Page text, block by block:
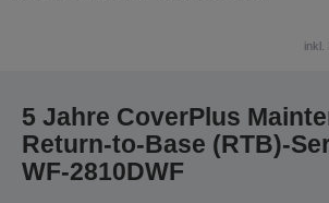
inkl.
5 Jahre CoverPlus
Return-to-Base (RTB)-
WF-2810DWF